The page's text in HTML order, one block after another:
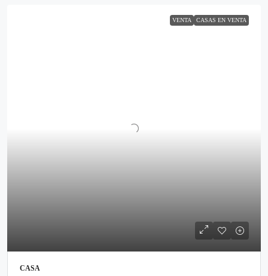
VENTA CASAS EN VENTA
CASA